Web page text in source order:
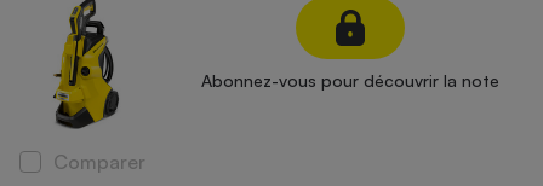
Abonnez-vous pour découvrir la note
Comparer